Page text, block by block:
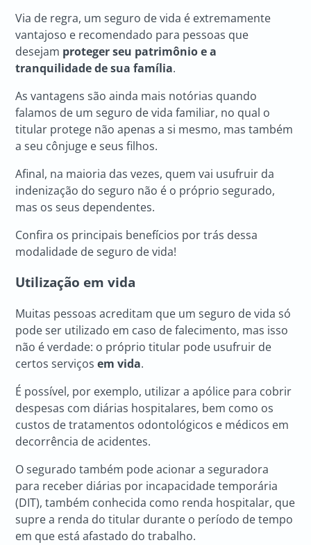
Via de regra, um seguro de vida é extremamente
vantajoso e recomendado para pessoas que
desejam proteger seu patrimônio e a
tranquilidade de sua família.
As vantagens são ainda mais notórias quando
falamos de um seguro de vida familiar, no qual o
titular protege não apenas a si mesmo, mas também
a seu cônjuge e seus filhos.
Afinal, na maioria das vezes, quem vai usufruir da
indenização do seguro não é o próprio segurado,
mas os seus dependentes.
Confira os principais benefícios por trás dessa
modalidade de seguro de vida!
Utilização em vida
Muitas pessoas acreditam que um seguro de vida só
pode ser utilizado em caso de falecimento, mas isso
não é verdade: o próprio titular pode usufruir de
certos serviçosem vida.
É possível, por exemplo, utilizar a apólice para cobrir
despesas com diárias hospitalares, bem como os
custos de tratamentos odontológicos e médicos em
decorrência de acidentes.
O segurado também pode acionar a seguradora
para receber diárias por incapacidade temporária
(DIT), também conhecida como renda hospitalar, que
supre a renda do titular durante o período de tempo
em que está afastado do trabalho.